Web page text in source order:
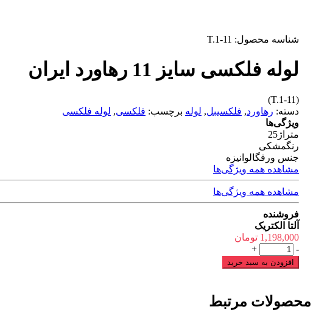
شناسه محصول: T.1-11
لوله فلکسی سایز 11 رهاورد ایران
(T.1-11)
دسته: رهاورد, فلکسیبل, لوله برچسب: فلکسی, لوله فلکسی
ویژگی‌ها
متراژ25
رنگمشکی
جنس ورقگالوانیزه
مشاهده همه ویژگی‌ها
مشاهده همه ویژگی‌ها
فروشنده
آلتا الکتریک
1,198,000 تومان
لوله
فلکسی
سایز
ایران
-
+
افزودن به سبد خرید
محصولات مرتبط